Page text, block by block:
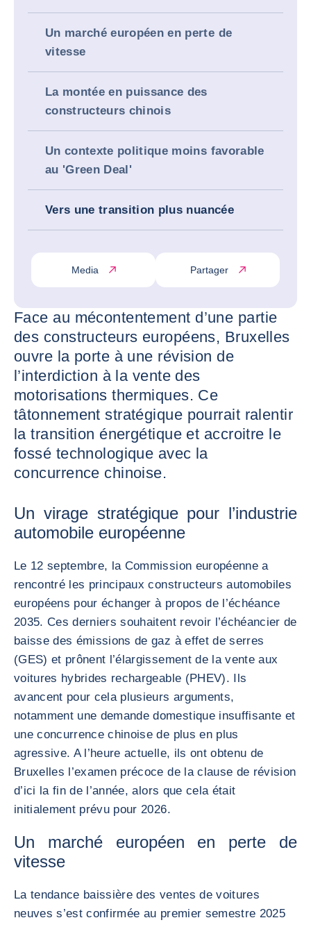
Un marché européen en perte de
vitesse
La montée en puissance des
constructeurs chinois
Un contexte politique moins favorable
au 'Green Deal'
Vers une transition plus nuancée
Media Partager
Face au mécontentement d’une partie
des constructeurs européens, Bruxelles
ouvre la porte à une révision de
l’interdiction à la vente des
motorisations thermiques. Ce
tâtonnement stratégique pourrait ralentir
la transition énergétique et accroitre le
fossé technologique avec la
concurrence chinoise.
Un virage stratégique pour l’industrie
automobile européenne
Le 12 septembre, la Commission européenne a
rencontré les principaux constructeurs automobiles
européens pour échanger à propos de l’échéance
2035. Ces derniers souhaitent revoir l’échéancier de
baisse des émissions de gaz à effet de serres
(GES) et prônent l’élargissement de la vente aux
voitures hybrides rechargeable (PHEV). Ils
avancent pour cela plusieurs arguments,
notamment une demande domestique insuffisante et
une concurrence chinoise de plus en plus
agressive. A l’heure actuelle, ils ont obtenu de
Bruxelles l’examen précoce de la clause de révision
d’ici la fin de l’année, alors que cela était
initialement prévu pour 2026.
Un marché européen en perte de
vitesse
La tendance baissière des ventes de voitures
neuves s’est confirmée au premier semestre 2025